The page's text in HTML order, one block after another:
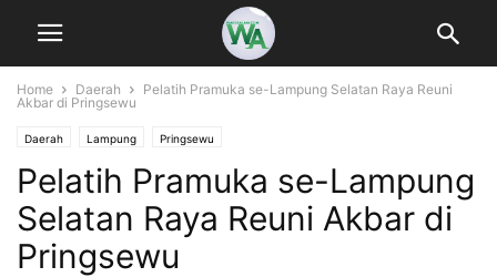
Home Daerah
Pelatih Pramuka se-Lampung Selatan Raya Reuni
Akbar di Pringsewu
Daerah Lampung Pringsewu
Pelatih Pramuka se-Lampung
Selatan Raya Reuni Akbar di
Pringsewu